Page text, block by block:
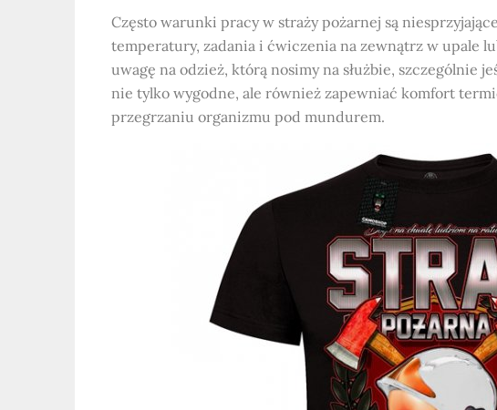
Często warunki pracy w straży pożarnej są
temperatury, zadania i ćwiczenia na zewnątrz w upale
uwagę na odzież, którą nosimy na służbie, szczególnie
nie tylko wygodne, ale również zapewniać komfort
przegrzaniu organizmu pod mundurem.